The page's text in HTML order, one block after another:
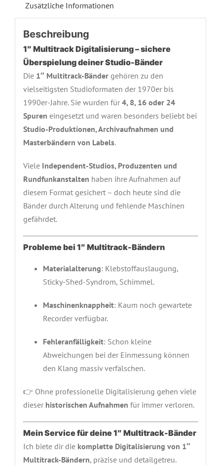
Zusätzliche Informationen
Beschreibung
1″ Multitrack Digitalisierung – sichere
Überspielung deiner Studio-Bänder
Die 1″ Multitrack-Bändergehören zu den
vielseitigsten Studioformaten der 1970er bis
1990er-Jahre. Sie wurden für 4, 8, 16 oder 24
Spuren eingesetzt und waren besonders beliebt bei
Studio-Produktionen, Archivaufnahmen und
Masterbändern von Labels.
Viele Independent-Studios, Produzenten und
Rundfunkanstalten haben ihre Aufnahmen auf
diesem Format gesichert – doch heute sind die
Bänder durch Alterung und fehlende Maschinen
gefährdet.
Probleme bei 1″ Multitrack-Bändern
Materialalterung: Klebstoffauslaugung,
Sticky-Shed-Syndrom, Schimmel.
Maschinenknappheit: Kaum noch gewartete
Recorder verfügbar.
Fehleranfälligkeit: Schon kleine
Abweichungen bei der Einmessung können
den Klang massiv verfälschen.
👉 Ohne professionelle Digitalisierung gehen viele
dieser historischen Aufnahmen für immer verloren.
Mein Service für deine 1″ Multitrack-Bänder
Ich biete dir die komplette Digitalisierung von 1″
Multitrack-Bändern, präzise und detailgetreu.